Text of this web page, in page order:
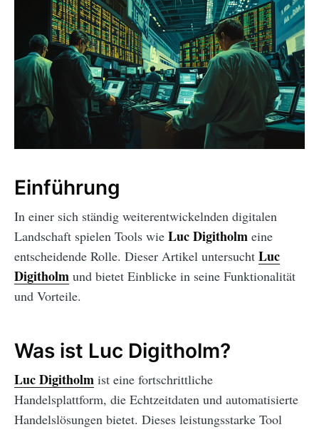
Einführung
In einer sich ständig weiterentwickelnden digitalen
Landschaft spielen Tools wie Luc Digitholm eine
entscheidende Rolle. Dieser Artikel untersucht Luc
Digitholm und bietet Einblicke in seine Funktionalität
und Vorteile.
Was ist Luc Digitholm?
Luc Digitholm ist eine fortschrittliche
Handelsplattform, die Echtzeitdaten und automatisierte
Handelslösungen bietet. Dieses leistungsstarke Tool